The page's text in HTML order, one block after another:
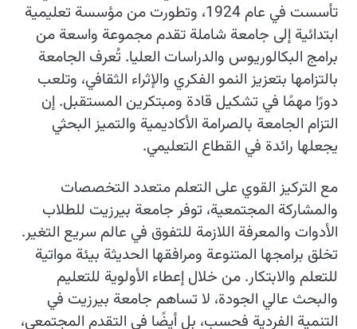
تأسست في عام 1924، وتطورت من مؤسسة تعليمية
ابتدائية إلى جامعة شاملة تقدم مجموعة واسعة من
برامج البكالوريوس والدراسات العليا. تُعرف الجامعة
بالتزامها بتعزيز النمو الفكري والإثراء الثقافي، وتلعب
دورًا مهمًا في تشكيل قادة ومبتكرين المستقبل. إن
التزام الجامعة بالصرامة الأكاديمية والتميز البحثي
يجعلها رائدة في القطاع التعليمي.
مع التركيز القوي على التعلم متعدد التخصصات
والمشاركة المجتمعية، توفر جامعة بيرزيت للطلاب
الأدوات والمعرفة اللازمة للتفوق في عالم سريع التغير.
تخلق برامجها المتنوعة ومرافقها الحديثة بيئة مواتية
للتعلم والابتكار. من خلال إعطاء الأولوية للتعليم
والبحث عالي الجودة، لا تساهم جامعة بيرزيت في
التنمية الفردية فحسب، بل أيضًا في التقدم المجتمعي،